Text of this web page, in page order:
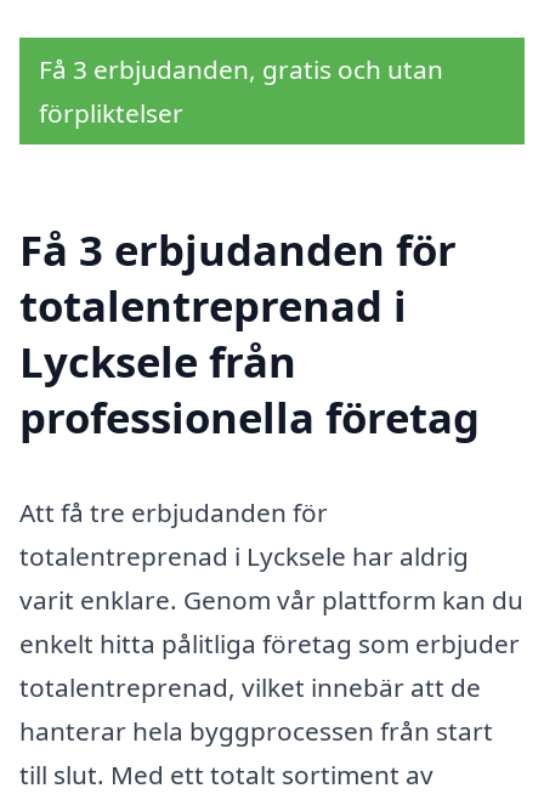
Få 3 erbjudanden, gratis och utan
förpliktelser
Få 3 erbjudanden för
totalentreprenad i
Lycksele från
professionella företag
Att få tre erbjudanden för
totalentreprenad i Lycksele har aldrig
varit enklare. Genom vår plattform kan du
enkelt hitta pålitliga företag som erbjuder
totalentreprenad, vilket innebär att de
hanterar hela byggprocessen från start
till slut. Med ett totalt sortiment av